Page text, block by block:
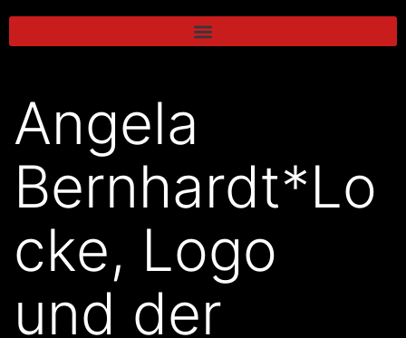
Angela
Bernhardt*Lo
cke, Logo
und der